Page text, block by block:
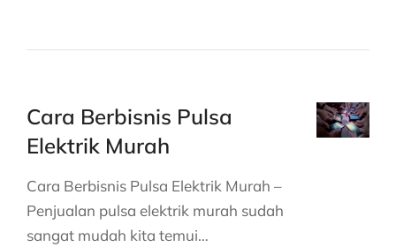
Cara Berbisnis Pulsa
Elektrik Murah
Cara Berbisnis Pulsa Elektrik Murah –
Penjualan pulsa elektrik murah sudah
sangat mudah kita temui…